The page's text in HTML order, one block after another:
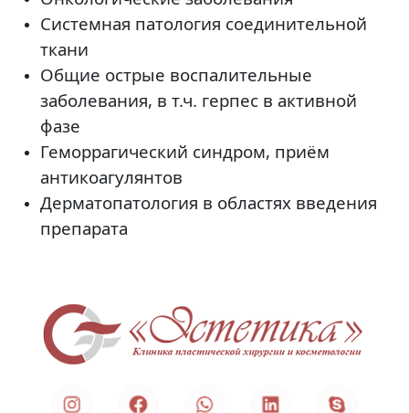
Системная патология соединительной
ткани
Общие острые воспалительные
заболевания, в т.ч. герпес в активной
фазе
Геморрагический синдром, приём
антикоагулянтов
Дерматопатология в областях введения
препарата